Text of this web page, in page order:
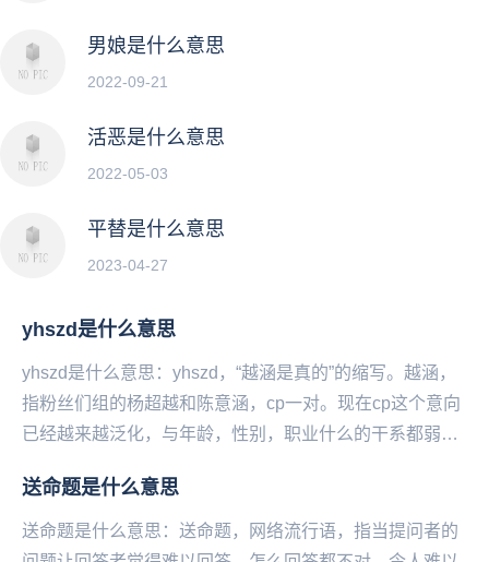
男娘是什么意思
2022-09-21
活恶是什么意思
2022-05-03
平替是什么意思
2023-04-27
yhszd是什么意思
yhszd是什么意思：yhszd，“越涵是真的”的缩写。越涵，
指粉丝们组的杨超越和陈意涵，cp一对。现在cp这个意向
已经越来越泛化，与年龄，性别，职业什么的干系都弱化
送命题是什么意思
送命题是什么意思：送命题，网络流行语，指当提问者的